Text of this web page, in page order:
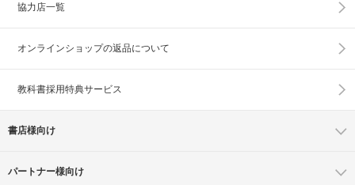
協力店一覧
オンラインショップの返品について
教科書採用特典サービス
書店様向け
パートナー様向け